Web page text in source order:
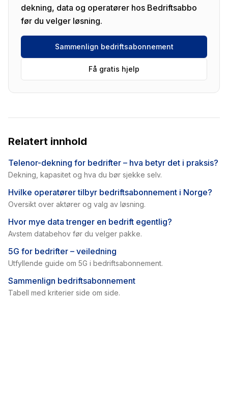
dekning, data og operatører hos Bedriftsabbo
før du velger løsning.
Sammenlign bedriftsabonnement
Få gratis hjelp
Relatert innhold
Telenor-dekning for bedrifter – hva betyr det i praksis?
Dekning, kapasitet og hva du bør sjekke selv.
Hvilke operatører tilbyr bedriftsabonnement i Norge?
Oversikt over aktører og valg av løsning.
Hvor mye data trenger en bedrift egentlig?
Avstem databehov før du velger pakke.
5G for bedrifter – veiledning
Utfyllende guide om 5G i bedriftsabonnement.
Sammenlign bedriftsabonnement
Tabell med kriterier side om side.